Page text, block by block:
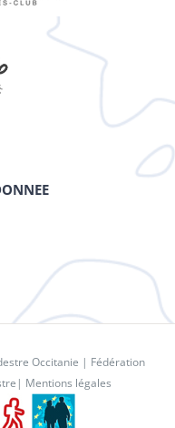
Occitanie | Fédération
| Mentions légales